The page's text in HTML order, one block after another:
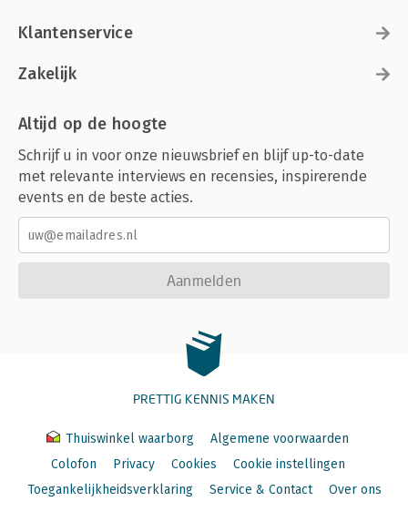
Klantenservice
Zakelijk
Altijd op de hoogte
Schrijf u in voor onze nieuwsbrief en blijf up-to-date
met relevante interviews en recensies, inspirerende
events en de beste acties.
Aanmelden
PRETTIG KENNIS MAKEN
Thuiswinkel waarborg
Algemene voorwaarden
Colofon
Privacy Cookies
Cookie instellingen
Toegankelijkheidsverklaring
Service & Contact Over ons